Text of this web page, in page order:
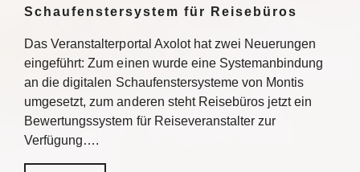
Schaufenstersystem für Reisebüros
Das Veranstalterportal Axolot hat zwei Neuerungen
eingeführt: Zum einen wurde eine Systemanbindung
an die digitalen Schaufenstersysteme von Montis
umgesetzt, zum anderen steht Reisebüros jetzt ein
Bewertungssystem für Reiseveranstalter zur
Verfügung….